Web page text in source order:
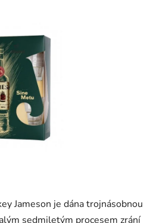
Jameson je dána trojnásobnou
sedmiletým procesem zrání